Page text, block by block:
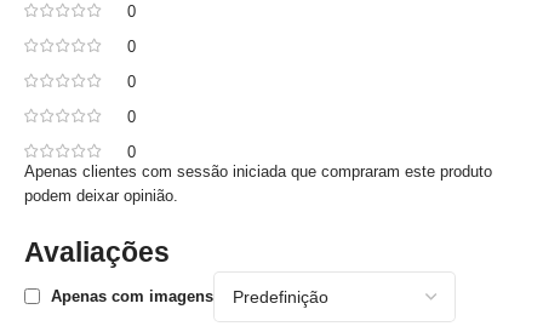
0
0
0
0
0
Avaliações
Apenas com imagens
Apenas clientes com sessão iniciada que compraram este produto
podem deixar opinião.